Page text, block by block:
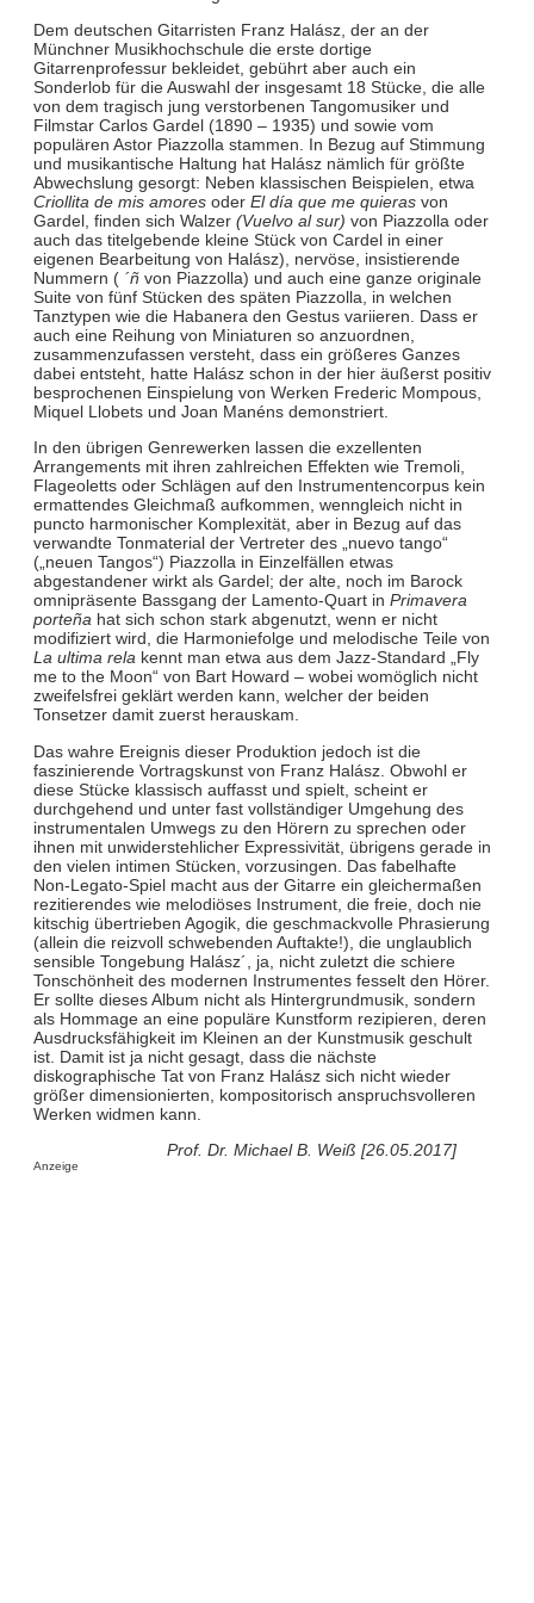
Dem deutschen Gitarristen Franz Halász, der an der
Münchner Musikhochschule die erste dortige
Gitarrenprofessur bekleidet, gebührt aber auch ein
Sonderlob für die Auswahl der insgesamt 18 Stücke, die alle
von dem tragisch jung verstorbenen Tangomusiker und
Filmstar Carlos Gardel (1890 – 1935) und sowie vom
populären Astor Piazzolla stammen. In Bezug auf Stimmung
und musikantische Haltung hat Halász nämlich für größte
Abwechslung gesorgt: Neben klassischen Beispielen, etwa
Criollita de mis amoresoder El día que me quierasvon
Gardel, finden sich Walzer (Vuelvo al sur) von Piazzolla oder
auch das titelgebende kleine Stück von Cardel in einer
eigenen Bearbeitung von Halász), nervöse, insistierende
Nummern (´ñvon Piazzolla) und auch eine ganze originale
Suite von fünf Stücken des späten Piazzolla, in welchen
Tanztypen wie die Habanera den Gestus variieren. Dass er
auch eine Reihung von Miniaturen so anzuordnen,
zusammenzufassen versteht, dass ein größeres Ganzes
dabei entsteht, hatte Halász schon in der hier äußerst positiv
besprochenen Einspielung von Werken Frederic Mompous,
Miquel Llobets und Joan Manéns demonstriert.
In den übrigen Genrewerken lassen die exzellenten
Arrangements mit ihren zahlreichen Effekten wie Tremoli,
Flageoletts oder Schlägen auf den Instrumentencorpus kein
ermattendes Gleichmaß aufkommen, wenngleich nicht in
puncto harmonischer Komplexität, aber in Bezug auf das
verwandte Tonmaterial der Vertreter des „nuevo tango“
(„neuen Tangos“) Piazzolla in Einzelfällen etwas
abgestandener wirkt als Gardel; der alte, noch im Barock
omnipräsente Bassgang der Lamento-Quart in Primavera
porteñahat sich schon stark abgenutzt, wenn er nicht
modifiziert wird, die Harmoniefolge und melodische Teile von
La ultima relakennt man etwa aus dem Jazz-Standard „Fly
me to the Moon“ von Bart Howard – wobei womöglich nicht
zweifelsfrei geklärt werden kann, welcher der beiden
Tonsetzer damit zuerst herauskam.
Das wahre Ereignis dieser Produktion jedoch ist die
faszinierende Vortragskunst von Franz Halász. Obwohl er
diese Stücke klassisch auffasst und spielt, scheint er
durchgehend und unter fast vollständiger Umgehung des
instrumentalen Umwegs zu den Hörern zu sprechen oder
ihnen mit unwiderstehlicher Expressivität, übrigens gerade in
den vielen intimen Stücken, vorzusingen. Das fabelhafte
Non-Legato-Spiel macht aus der Gitarre ein gleichermaßen
rezitierendes wie melodiöses Instrument, die freie, doch nie
kitschig übertrieben Agogik, die geschmackvolle Phrasierung
(allein die reizvoll schwebenden Auftakte!), die unglaublich
sensible Tongebung Halász´, ja, nicht zuletzt die schiere
Tonschönheit des modernen Instrumentes fesselt den Hörer.
Er sollte dieses Album nicht als Hintergrundmusik, sondern
als Hommage an eine populäre Kunstform rezipieren, deren
Ausdrucksfähigkeit im Kleinen an der Kunstmusik geschult
ist. Damit ist ja nicht gesagt, dass die nächste
diskographische Tat von Franz Halász sich nicht wieder
größer dimensionierten, kompositorisch anspruchsvolleren
Werken widmen kann.
Prof. Dr. Michael B. Weiß [26.05.2017]
Anzeige